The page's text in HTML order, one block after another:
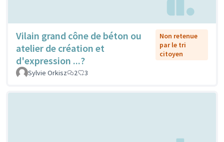
Vilain grand cône de béton ou
atelier de création et
d'expression ...?
Non retenue
par le tri
citoyen
Sylvie Orkisz 2 3